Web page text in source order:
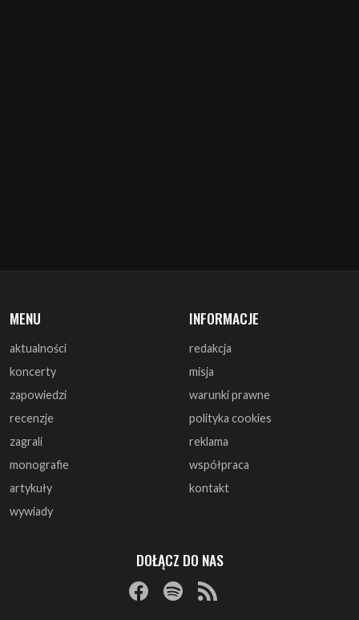
aktualności
zapowiedzi
recenzje
zagrali
monografie
artykuły
wywiady
redakcja
warunki prawne
polityka cookies
reklama
współpraca
kontakt
DOŁĄCZ DO NAS
© 1997 - 2025 ArtRock.pl - Wszelkie prawa zastrzeżone.